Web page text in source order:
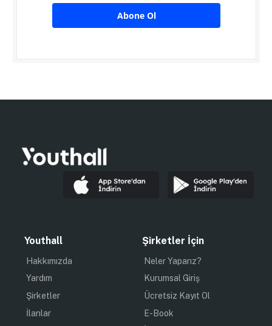
Abone Ol
Youthall
Hakkımızda
Yardım
Şirketler
İlanlar
Şirketler İçin
Neler Yaparız?
Kurumsal Giriş
Ücretsiz Kayıt Ol
E-Book